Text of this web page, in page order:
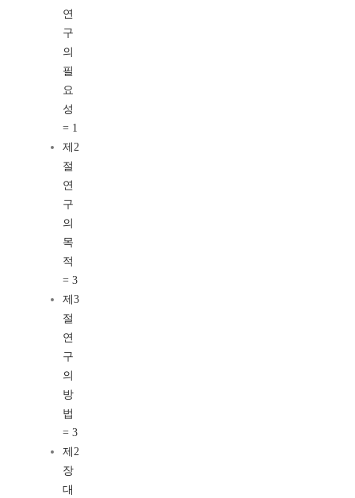
연
구
의
필
요
성
= 1
제2
절
연
구
의
목
적
= 3
제3
절
연
구
의
방
법
= 3
제2
장
대